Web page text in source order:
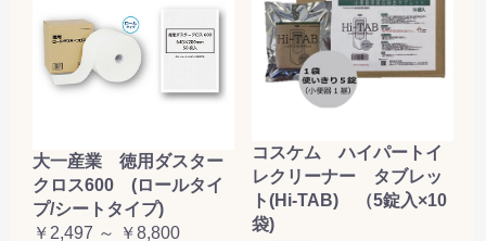
大一産業 徳用ダスター
クロス600 (ロールタイ
プ/シートタイプ)
￥2,497 ～ ￥8,800
コスケム ハイパートイ
レクリーナー タブレッ
ト(Hi-TAB) （5錠入×10
袋)